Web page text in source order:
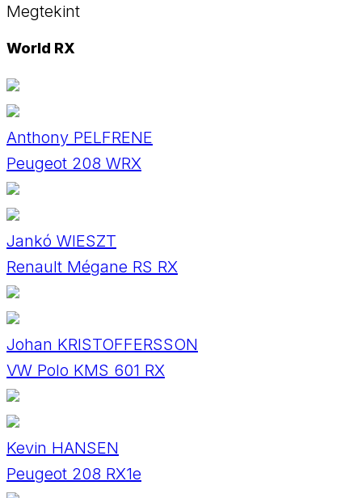
Megtekint
World RX
Anthony PELFRENE
Peugeot 208 WRX
Jankó WIESZT
Renault Mégane RS RX
Johan KRISTOFFERSSON
VW Polo KMS 601 RX
Kevin HANSEN
Peugeot 208 RX1e